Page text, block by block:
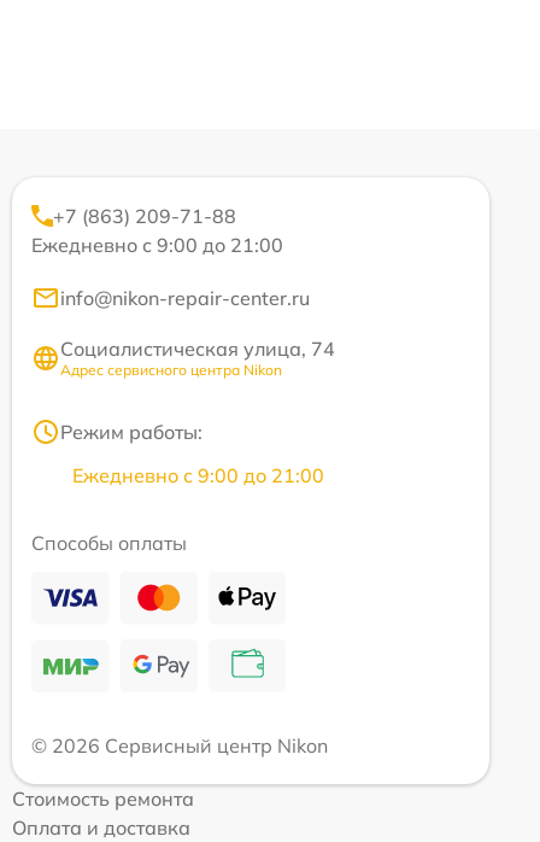
+7 (863) 209-71-88
Ежедневно с 9:00 до 21:00
info@nikon-repair-center.ru
Социалистическая улица, 74
Адрес сервисного центра Nikon
Режим работы:
Ежедневно с 9:00 до 21:00
Способы оплаты
© 2026 Сервисный центр Nikon
Стоимость ремонта
Оплата и доставка